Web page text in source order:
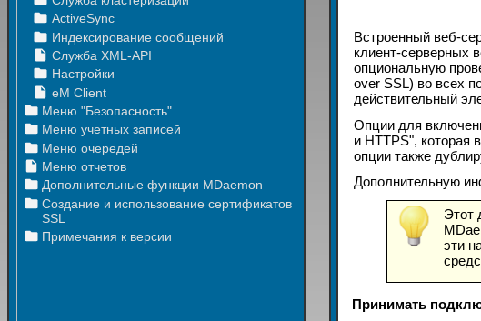
Встроенный веб-
клиент-серверных
опциональную
over SSL) во всех
действительный
Опции для
и HTTPS", которая
опции также
Дополнительную
Этот
эти
Принимать